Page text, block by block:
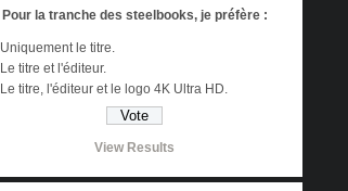
Pour la tranche des steelbooks, je préfère :
Uniquement le titre.
Le titre et l'éditeur.
Le titre, l'éditeur et le logo 4K Ultra HD.
View Results